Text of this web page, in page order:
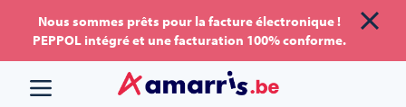
Aller
au
Aller au
contenu
Nous sommes prêts pour la facture électronique !
PEPPOL intégré et une facturation 100% conforme.